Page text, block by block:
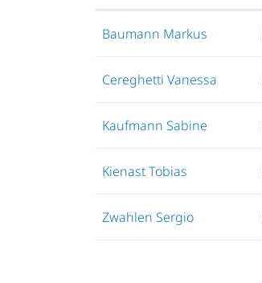
Baumann Markus
Cereghetti Vanessa
Kaufmann Sabine
Kienast Tobias
Zwahlen Sergio